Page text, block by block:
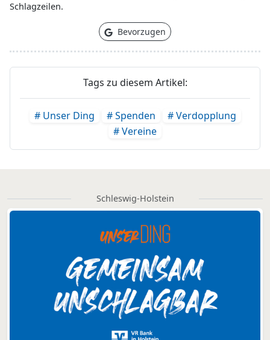
Schlagzeilen.
Bevorzugen
Tags zu diesem Artikel:
# Unser Ding # Spenden
# Verdopplung
# Vereine
Schleswig-Holstein